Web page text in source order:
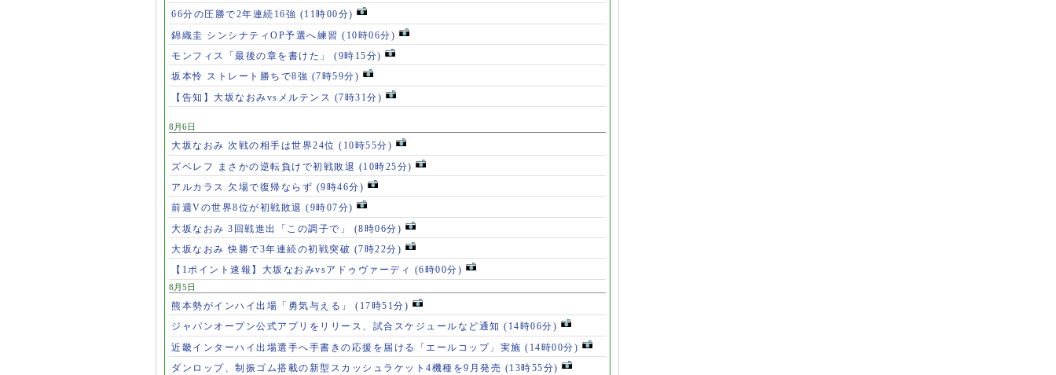
66分の圧勝で2年連続16強 (11時00分)
錦織圭 シンシナティOP予選へ練習 (10時06分)
モンフィス「最後の章を書けた」 (9時15分)
坂本怜 ストレート勝ちで8強 (7時59分)
【告知】大坂なおみvsメルテンス (7時31分)
8月6日
大坂なおみ 次戦の相手は世界24位 (10時55分)
ズベレフ まさかの逆転負けで初戦敗退 (10時25分)
アルカラス 欠場で復帰ならず (9時46分)
前週Vの世界8位が初戦敗退 (9時07分)
大坂なおみ 3回戦進出「この調子で」 (8時06分)
大坂なおみ 快勝で3年連続の初戦突破 (7時22分)
【1ポイント速報】大坂なおみvsアドゥヴァーディ (6時00分)
8月5日
熊本勢がインハイ出場「勇気与える」 (17時51分)
ジャパンオープン公式アプリをリリース、試合スケジュールなど通知 (14時06分)
近畿インターハイ出場選手へ手書きの応援を届ける「エールコップ」実施 (14時00分)
ダンロップ、制振ゴム搭載の新型スカッシュラケット4機種を9月発売 (13時55分)